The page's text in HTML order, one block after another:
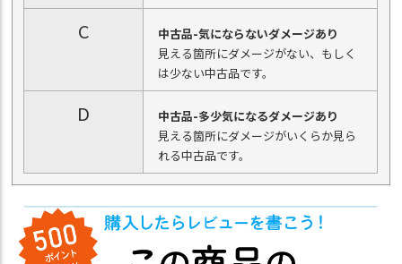
C
中古品-気にならないダメージあり
見える箇所にダメージがない、もしく
は少ない中古品です。
D
中古品-多少気になるダメージあり
見える箇所にダメージがいくらか見ら
れる中古品です。